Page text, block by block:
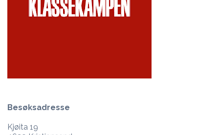
Besøksadresse
Kjøita 19